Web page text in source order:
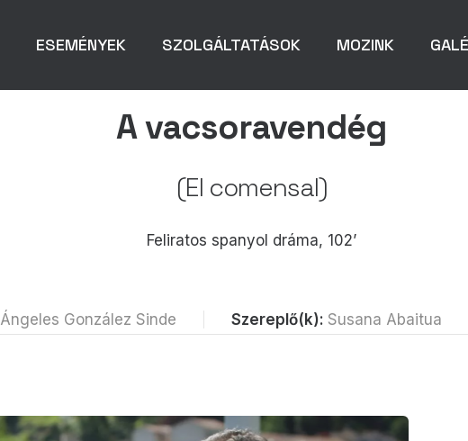
ESEMÉNYEK SZOLGÁLTATÁSOK MOZINK
A vacsoravendég
(El comensal)
Feliratos spanyol dráma, 102’
Ángeles González Sinde Szereplő(k): Susana Abaitua